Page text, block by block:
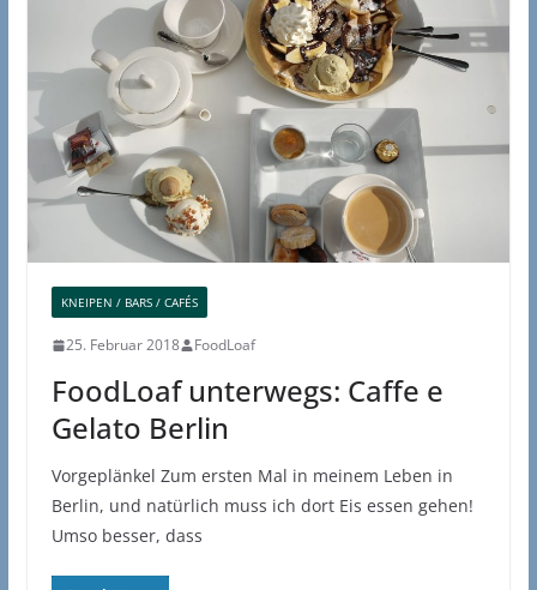
KNEIPEN / BARS / CAFÉS
25. Februar 2018 FoodLoaf
FoodLoaf unterwegs: Caffe e
Gelato Berlin
Vorgeplänkel Zum ersten Mal in meinem Leben in
Berlin, und natürlich muss ich dort Eis essen gehen!
Umso besser, dass